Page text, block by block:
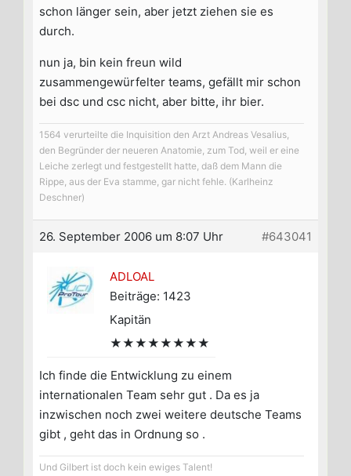
schon länger sein, aber jetzt ziehen sie es
durch.
nun ja, bin kein freun wild
zusammengewürfelter teams, gefällt mir schon
bei dsc und csc nicht, aber bitte, ihr bier.
1564 verurteilte die Inquisition den Arzt Andreas Vesalius,
den Begründer der neueren Anatomie, zum Tod, weil er eine
Leiche zerlegt und festgestellt hatte, daß dem Mann die
Rippe, aus der Eva stamme, gar nicht fehle. (Karlheinz
Deschner)
26. September 2006 um 8:07 Uhr #643041
ADLOAL
Beiträge: 1423
Kapitän
★★★★★★★★
Ich finde die Entwicklung zu einem
internationalen Team sehr gut . Da es ja
inzwischen noch zwei weitere deutsche Teams
gibt , geht das in Ordnung so .
Und Gilbert ist doch kein ewiges Talent!